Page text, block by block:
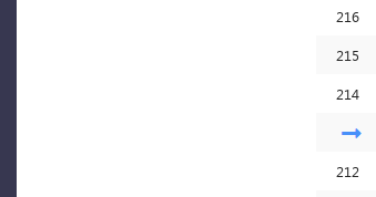
216
215
214
212